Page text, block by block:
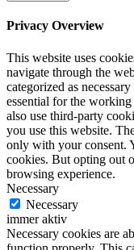
Privacy Overview
This website uses
navigate through the
categorized as
essential for the
also use third-party
you use this website.
only with your consent.
cookies. But opting out
browsing experience.
Necessary
Necessary
immer aktiv
Necessary cookies are